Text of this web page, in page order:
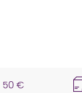
50 €